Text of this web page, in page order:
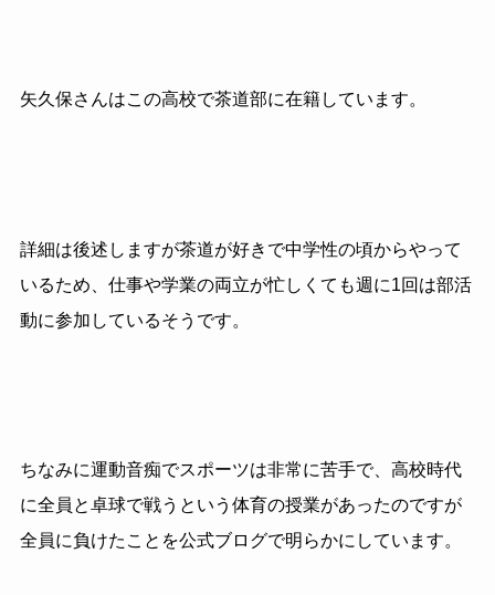
矢久保さんはこの高校で茶道部に在籍しています。
詳細は後述しますが茶道が好きで中学性の頃からやって
いるため、仕事や学業の両立が忙しくても週に1回は部活
動に参加しているそうです。
ちなみに運動音痴でスポーツは非常に苦手で、高校時代
に全員と卓球で戦うという体育の授業があったのですが
全員に負けたことを公式ブログで明らかにしています。